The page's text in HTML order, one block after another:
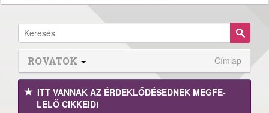
ROVATOK Címlap
ITT VANNAK AZ ÉRDEK­LŐDÉ­SEDNEK MEGFE­
LELŐ CIKKEID!